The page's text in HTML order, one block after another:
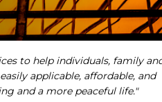
to help individuals, family
applicable, affordable, and
and a more peaceful life."